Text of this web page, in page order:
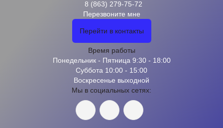
8 (863) 279-75-72
Перезвоните мне
Перейти в контакты
Время работы
Понедельник - Пятница 9:30 - 18:00
Суббота 10:00 - 15:00
Воскресенье выходной
Мы в социальных сетях: